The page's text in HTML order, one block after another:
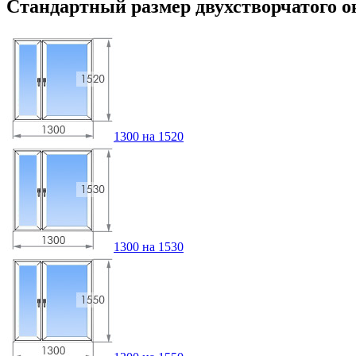
Стандартный размер двухстворчатого
1300 на 1520
1300 на 1530